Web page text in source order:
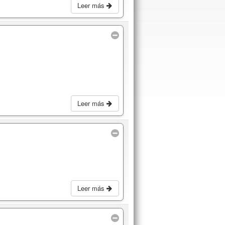
Leer más
Leer más
Leer más